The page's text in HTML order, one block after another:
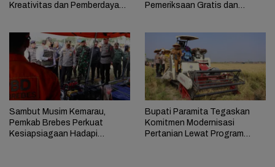
Kreativitas dan Pemberdayaan
Pemeriksaan Gratis dan
Sambut Musim Kemarau,
Pemkab Brebes Perkuat
Kesiapsiagaan Hadapi
Bupati Paramita Tegaskan
Komitmen Modernisasi
Pertanian Lewat Program